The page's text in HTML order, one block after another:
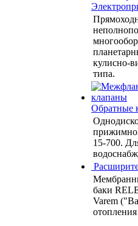
кулисно-
типа.
Обратные
15-700.
баки
Varem